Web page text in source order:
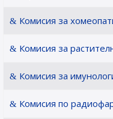
Комисия за
Комисия за
Комисия за
Комисия по